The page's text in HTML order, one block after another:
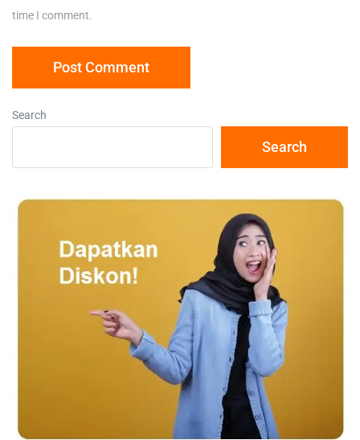
time I comment.
Search
Search